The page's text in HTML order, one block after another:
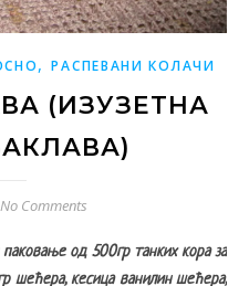
,РАСПЕВАНИ КОЛАЧИ
(ИЗУЗЕТНА
No Comments
шећера, кесица ванилин шећера,